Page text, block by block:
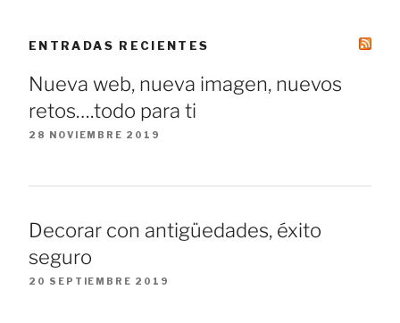
ENTRADAS RECIENTES
Nueva web, nueva imagen, nuevos
retos….todo para ti
28 NOVIEMBRE 2019
Decorar con antigüedades, éxito
seguro
20 SEPTIEMBRE 2019